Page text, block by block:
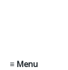
≡ Menu